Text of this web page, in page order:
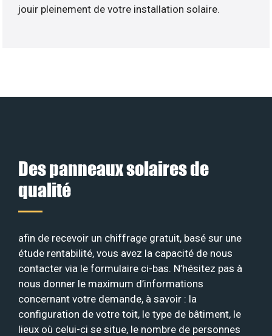
jouir pleinement de votre installation solaire.
Des panneaux solaires de
qualité
afin de recevoir un chiffrage gratuit, basé sur une
étude rentabilité, vous avez la capacité de nous
contacter via le formulaire ci-bas. N’hésitez pas à
nous donner le maximum d’informations
concernant votre demande, à savoir : la
configuration de votre toit, le type de bâtiment, le
lieux où celui-ci se situe, le nombre de personnes